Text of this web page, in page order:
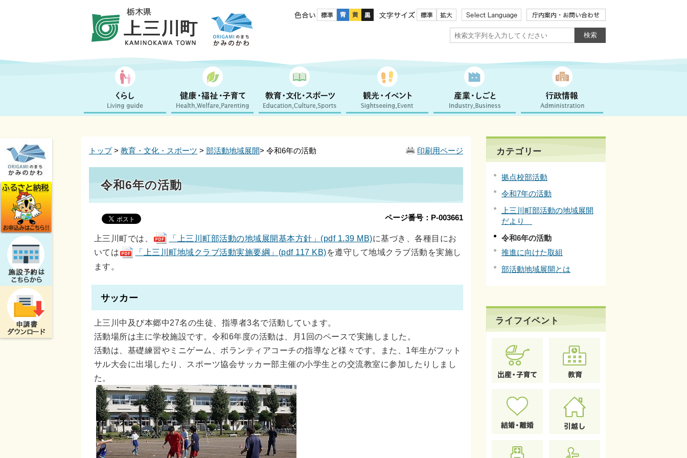
色合い 文字サイズ
印刷用ページ
トップ> 教育・文化・スポーツ > 部活動地域展開> 令和6年の活動
令和6年の活動
ページ番号：P-003661
上三川町では、 「上三川町部活動の地域展開基本方針」(pdf 1.39 MB)に基づき、各種目にお
いては
「上三川町地域クラブ活動実施要綱」(pdf 117 KB)を遵守して地域クラブ活動を実施し
ます。
サッカー
上三川中及び本郷中27名の生徒、指導者3名で活動しています。
活動場所は主に学校施設です。令和6年度の活動は、月1回のペースで実施しました。
活動は、基礎練習やミニゲーム、ボランティアコーチの指導など様々です。また、1年生がフット
サル大会に出場したり、スポーツ協会サッカー部主催の小学生との交流教室に参加したりしまし
た。
カテゴリー
拠点校部活動
令和7年の活動
上三川町部活動の地域展開
だより
令和6年の活動
推進に向けた取組
部活動地域展開とは
ライフイベント